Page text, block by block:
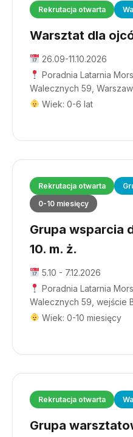
Rekrutacja otwarta
Warsztat dla
26.09-11.10.2026
Poradnia Latarnia
Walecznych 59,
Wiek: 0-6 lat
Rekrutacja otwarta
0-10 miesięcy
Grupa wsparcia
10. m. ż.
5.10 - 7.12.2026
Poradnia Latarnia
Walecznych 59, wejście
Wiek: 0-10 miesięcy
Rekrutacja otwarta
Grupa